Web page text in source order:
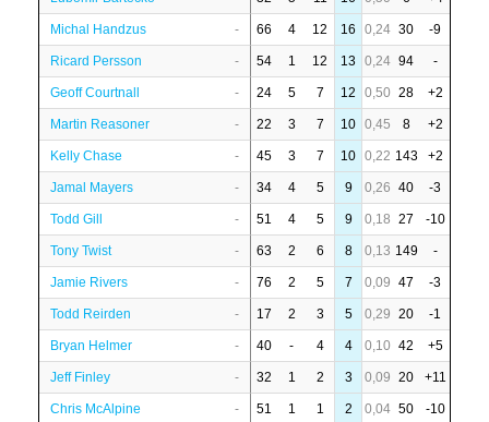
Michal Handzus - 66 4 12 16 0,24 30 -9
Ricard Persson - 54 1 12 13 0,24 94 -
Geoff Courtnall - 24 5 7 12 0,50 28 +2
Martin Reasoner - 22 3 7 10 0,45 8 +2
Kelly Chase - 45 3 7 10 0,22 143 +2
Jamal Mayers - 34 4 5 9 0,26 40 -3
Todd Gill - 51 4 5 9 0,18 27 -10
Tony Twist - 63 2 6 8 0,13 149 -
Jamie Rivers - 76 2 5 7 0,09 47 -3
Todd Reirden - 17 2 3 5 0,29 20 -1
Bryan Helmer - 40 - 4 4 0,10 42 +5
Jeff Finley - 32 1 2 3 0,09 20 +11
Chris McAlpine - 51 1 1 2 0,04 50 -10